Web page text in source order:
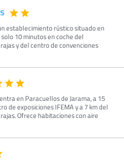
establecimiento rústico situado en
10 minutos en coche del
y del centro de convenciones
en Paracuellos de Jarama, a 15
de exposiciones IFEMA y a 7 km del
Ofrece habitaciones con aire